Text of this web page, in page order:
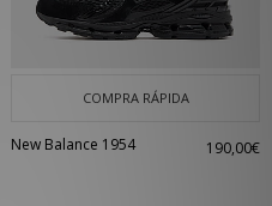
COMPRA RÁPIDA
New Balance 1954 190,00€